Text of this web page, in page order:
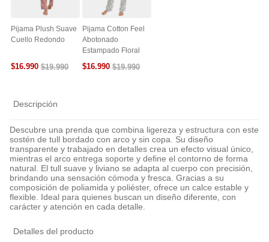
Pijama Plush Suave
Cuello Redondo
$16.990 $19.990
Pijama Cotton Feel
Abotonado
Estampado Floral
$16.990 $19.990
Descripción
Descubre una prenda que combina ligereza y estructura con este
sostén de tull bordado con arco y sin copa. Su diseño
transparente y trabajado en detalles crea un efecto visual único,
mientras el arco entrega soporte y define el contorno de forma
natural. El tull suave y liviano se adapta al cuerpo con precisión,
brindando una sensación cómoda y fresca. Gracias a su
composición de poliamida y poliéster, ofrece un calce estable y
flexible. Ideal para quienes buscan un diseño diferente, con
carácter y atención en cada detalle.
Detalles del producto